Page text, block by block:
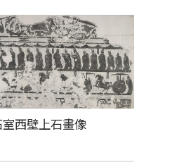
西壁上石畫像